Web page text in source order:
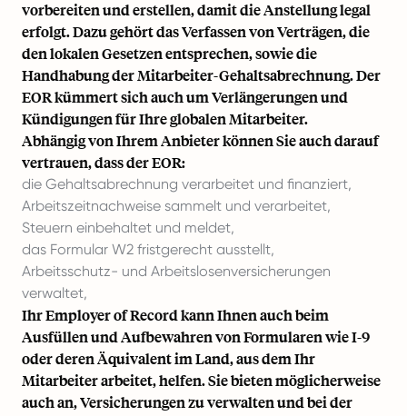
vorbereiten und erstellen, damit die Anstellung legal
erfolgt. Dazu gehört das Verfassen von Verträgen, die
den lokalen Gesetzen entsprechen, sowie die
Handhabung der Mitarbeiter-Gehaltsabrechnung. Der
EOR kümmert sich auch um Verlängerungen und
Kündigungen für Ihre globalen Mitarbeiter.
Abhängig von Ihrem Anbieter können Sie auch darauf
vertrauen, dass der EOR:
die Gehaltsabrechnung verarbeitet und finanziert,
Arbeitszeitnachweise sammelt und verarbeitet,
Steuern einbehaltet und meldet,
das Formular W2 fristgerecht ausstellt,
Arbeitsschutz- und Arbeitslosenversicherungen
verwaltet,
Ihr Employer of Record kann Ihnen auch beim
Ausfüllen und Aufbewahren von Formularen wie I-9
oder deren Äquivalent im Land, aus dem Ihr
Mitarbeiter arbeitet, helfen. Sie bieten möglicherweise
auch an, Versicherungen zu verwalten und bei der